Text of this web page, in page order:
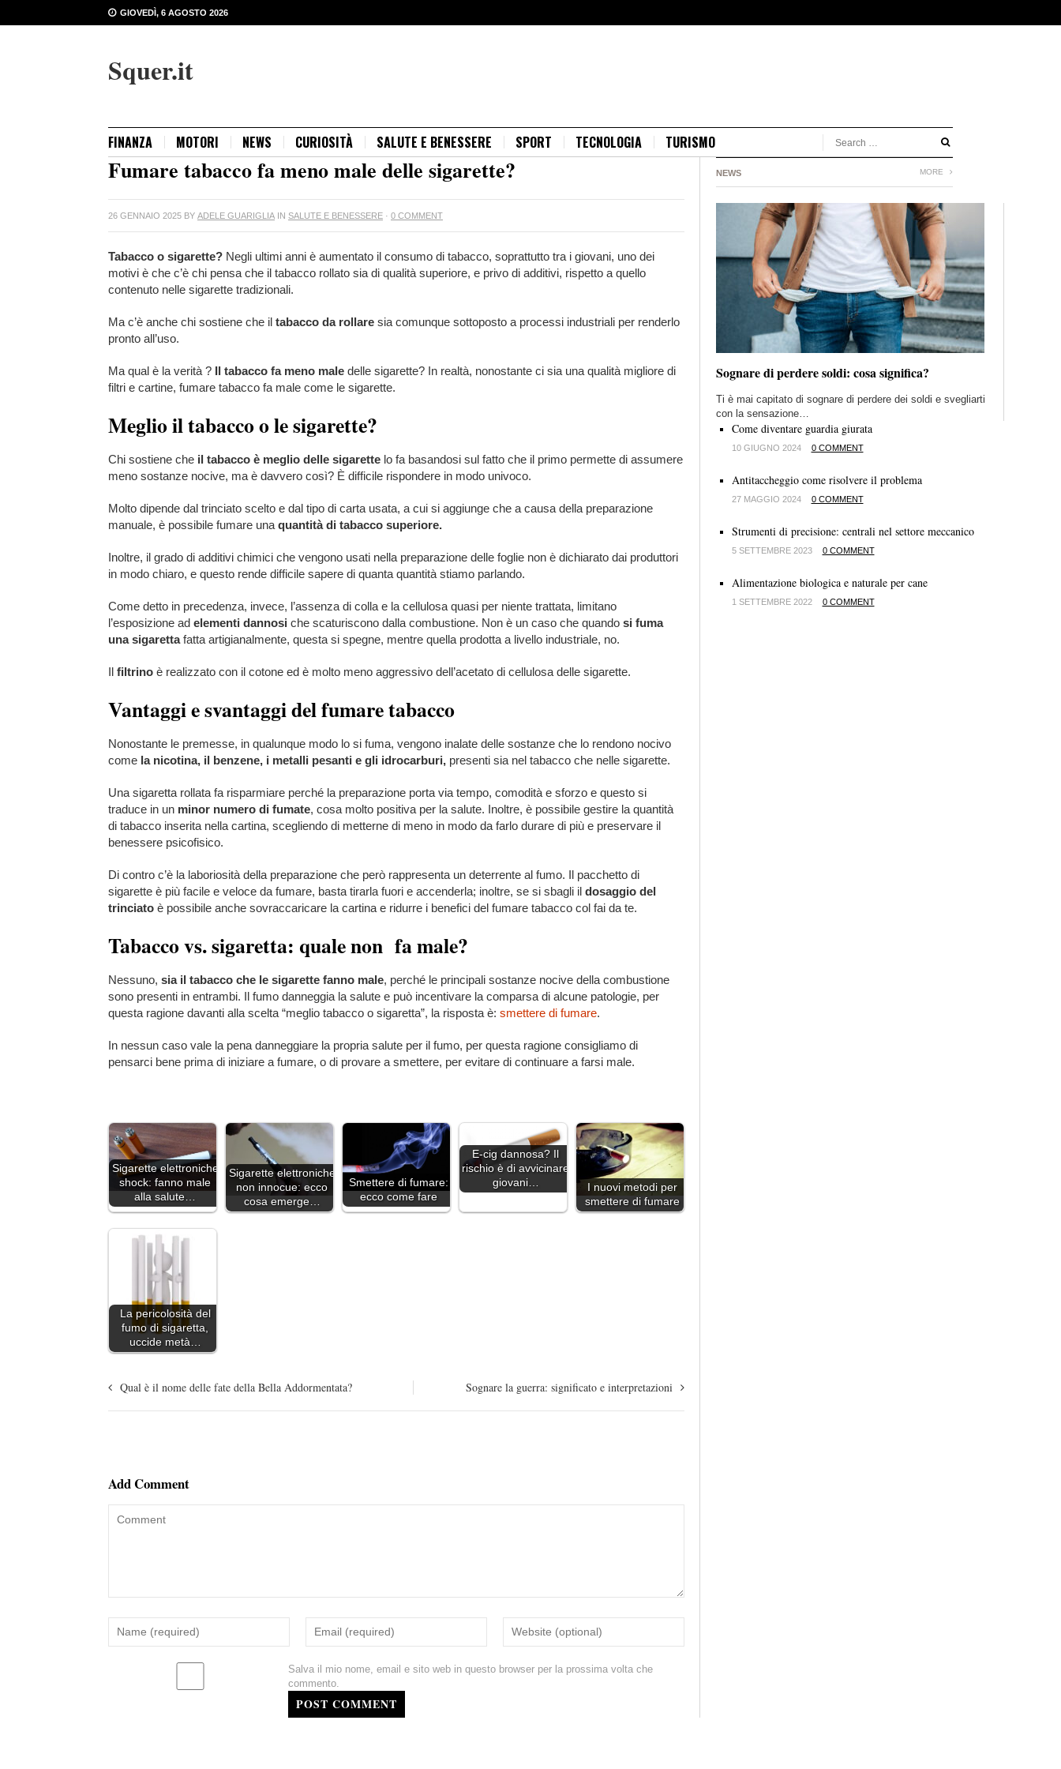
GIOVEDÌ, 6 AGOSTO 2026
Squer.it
FINANZA MOTORI NEWS CURIOSITÀ SALUTE E BENESSERE SPORT TECNOLOGIA TURISMO
Fumare tabacco fa meno male delle sigarette?
26 GENNAIO 2025 BY ADELE GUARIGLIA IN SALUTE E BENESSERE · 0 COMMENT
Tabacco o sigarette? Negli ultimi anni è aumentato il consumo di tabacco, soprattutto tra i giovani, uno dei
motivi è che c’è chi pensa che il tabacco rollato sia di qualità superiore, e privo di additivi, rispetto a quello
contenuto nelle sigarette tradizionali.
Ma c’è anche chi sostiene che il tabacco da rollare sia comunque sottoposto a processi industriali per renderlo
pronto all’uso.
Ma qual è la verità ? Il tabacco fa meno male delle sigarette? In realtà, nonostante ci sia una qualità migliore di
filtri e cartine, fumare tabacco fa male come le sigarette.
Meglio il tabacco o le sigarette?
Chi sostiene che il tabacco è meglio delle sigarette lo fa basandosi sul fatto che il primo permette di assumere
meno sostanze nocive, ma è davvero così? È difficile rispondere in modo univoco.
Molto dipende dal trinciato scelto e dal tipo di carta usata, a cui si aggiunge che a causa della preparazione
manuale, è possibile fumare una quantità di tabacco superiore.
Inoltre, il grado di additivi chimici che vengono usati nella preparazione delle foglie non è dichiarato dai produttori
in modo chiaro, e questo rende difficile sapere di quanta quantità stiamo parlando.
Come detto in precedenza, invece, l’assenza di colla e la cellulosa quasi per niente trattata, limitano
l’esposizione ad elementi dannosi che scaturiscono dalla combustione. Non è un caso che quando si fuma
una sigarettafatta artigianalmente, questa si spegne, mentre quella prodotta a livello industriale, no.
Il filtrino è realizzato con il cotone ed è molto meno aggressivo dell’acetato di cellulosa delle sigarette.
Vantaggi e svantaggi del fumare tabacco
Nonostante le premesse, in qualunque modo lo si fuma, vengono inalate delle sostanze che lo rendono nocivo
come la nicotina, il benzene, i metalli pesanti e gli idrocarburi, presenti sia nel tabacco che nelle sigarette.
Una sigaretta rollata fa risparmiare perché la preparazione porta via tempo, comodità e sforzo e questo si
traduce in un minor numero di fumate, cosa molto positiva per la salute. Inoltre, è possibile gestire la quantità
di tabacco inserita nella cartina, scegliendo di metterne di meno in modo da farlo durare di più e preservare il
benessere psicofisico.
Di contro c’è la laboriosità della preparazione che però rappresenta un deterrente al fumo. Il pacchetto di
sigarette è più facile e veloce da fumare, basta tirarla fuori e accenderla; inoltre, se si sbagli il dosaggio del
trinciato è possibile anche sovraccaricare la cartina e ridurre i benefici del fumare tabacco col fai da te.
Tabacco vs. sigaretta: quale non fa male?
Nessuno, sia il tabacco che le sigarette fanno male, perché le principali sostanze nocive della combustione
sono presenti in entrambi. Il fumo danneggia la salute e può incentivare la comparsa di alcune patologie, per
questa ragione davanti alla scelta “meglio tabacco o sigaretta”, la risposta è: smettere di fumare.
In nessun caso vale la pena danneggiare la propria salute per il fumo, per questa ragione consigliamo di
pensarci bene prima di iniziare a fumare, o di provare a smettere, per evitare di continuare a farsi male.
Sigarette elettroniche
shock: fanno male
alla salute…
Sigarette elettroniche
non innocue: ecco
cosa emerge…
Smettere di fumare:
ecco come fare
E-cig dannosa? Il
rischio è di avvicinare
giovani…
I nuovi metodi per
smettere di fumare
La pericolosità del
fumo di sigaretta,
uccide metà…
Qual è il nome delle fate della Bella Addormentata? Sognare la guerra: significato e interpretazioni
Add Comment
Salva il mio nome, email e sito web in questo browser per la prossima volta che
commento.
POST COMMENT
NEWS MORE
Sognare di perdere soldi: cosa significa?
Ti è mai capitato di sognare di perdere dei soldi e svegliarti
con la sensazione…
Come diventare guardia giurata
10 GIUGNO 2024 0 COMMENT
Antitaccheggio come risolvere il problema
27 MAGGIO 2024 0 COMMENT
Strumenti di precisione: centrali nel settore meccanico
5 SETTEMBRE 2023 0 COMMENT
Alimentazione biologica e naturale per cane
1 SETTEMBRE 2022 0 COMMENT